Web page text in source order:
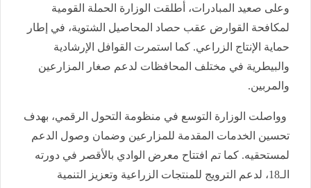
وعلى صعيد المبادرات، أطلقت الوزارة الحملة القومية
لمكافحة القوارض عقب حصاد المحاصيل الشتوية، في إطار
حماية الإنتاج الزراعي. كما استمرت القوافل الإرشادية
والبيطرية في مختلف المحافظات لدعم صغار المزارعين
والمربين.
وواصلت الوزارة التوسع في منظومة التحول الرقمي، بهدف
تحسين الخدمات المقدمة للمزارعين وضمان وصول الدعم
لمستحقيه. كما تم افتتاح معرض الوادي بالأقصر في دورته
الـ18، لدعم الترويج للمنتجات الزراعية وتعزيز التنمية